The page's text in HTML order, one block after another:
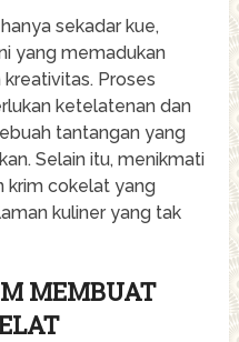
sekadar kue,
yang memadukan
Proses
ketelatenan dan
tantangan yang
Selain itu, menikmati
krim cokelat yang
kuliner yang tak
MEMBUAT